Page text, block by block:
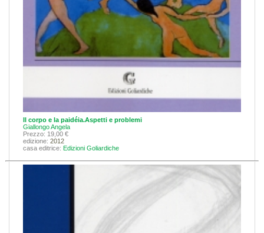
Il corpo e la paidéia.Aspetti e problemi
Giallongo Angela
Prezzo: 19,00 €
edizione: 2012
casa editrice: Edizioni Goliardiche